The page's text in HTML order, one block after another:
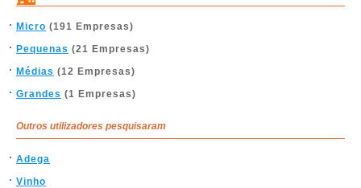
Micro (191 Empresas)
Pequenas (21 Empresas)
Médias (12 Empresas)
Grandes (1 Empresas)
Outros utilizadores pesquisaram
Adega
Vinho